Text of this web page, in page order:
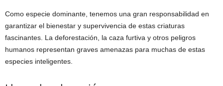
Como especie dominante, tenemos una gran responsabilidad en
garantizar el bienestar y supervivencia de estas criaturas
fascinantes. La deforestación, la caza furtiva y otros peligros
humanos representan graves amenazas para muchas de estas
especies inteligentes.